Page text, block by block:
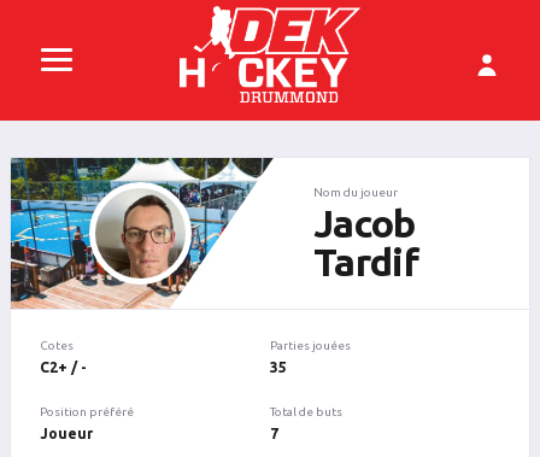
Nom du joueur
Jacob
Tardif
Cotes
C2+ / -
Position préféré
Joueur
Parties jouées
35
Total de buts
7